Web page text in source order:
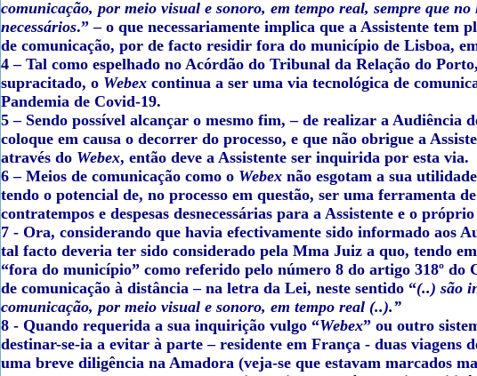
comunicação, por meio visual e sonoro, em tempo real, sempre que
necessários.” – o que necessariamente implica que a Assistente
de comunicação, por de facto residir fora do município de Lisboa,
4 – Tal como espelhado no Acórdão do Tribunal da Relação do
supracitado, o Webex continua a ser uma via tecnológica de
Pandemia de Covid-19.
5 – Sendo possível alcançar o mesmo fim, – de realizar a Audiência
coloque em causa o decorrer do processo, e que não obrigue a
através do Webex, então deve a Assistente ser inquirida por esta via.
6 – Meios de comunicação como o Webex não esgotam a sua
tendo o potencial de, no processo em questão, ser uma ferramenta
contratempos e despesas desnecessárias para a Assistente e o
7 - Ora, considerando que havia efectivamente sido informado aos
tal facto deveria ter sido considerado pela Mma Juiz a quo, tendo
“fora do município” como referido pelo número 8 do artigo 318º
de comunicação à distância – na letra da Lei, neste sentido “(..) são
comunicação, por meio visual e sonoro, em tempo real (..).”
8 - Quando requerida a sua inquirição vulgo “Webex” ou outro
destinar-se-ia a evitar à parte – residente em França - duas viagens
uma breve diligência na Amadora (veja-se que estavam marcados